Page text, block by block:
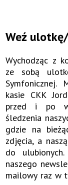
Weź
Wychodząc z
ze sobą
Symfonicznej. Materiały promocyjne dostępne są w
kasie CKK
przed i po
śledzenia
gdzie na
zdjęcia, a
do ulubionych. Zapraszamy również do subskrypcji
naszego
mailowy raz w